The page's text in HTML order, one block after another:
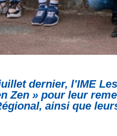
dernier, l’IME
Zen » pour leur
ainsi que